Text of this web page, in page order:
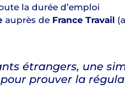
la durée d’emploi
auprès de France Travail
étrangers, une
prouver la